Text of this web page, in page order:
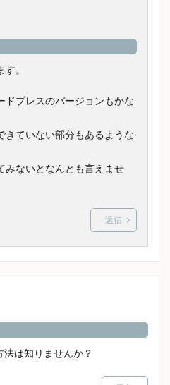
。
ドプレスのバージョンもかな
きていない部分もあるような
みないとなんとも言えませ
返信
は知りませんか？